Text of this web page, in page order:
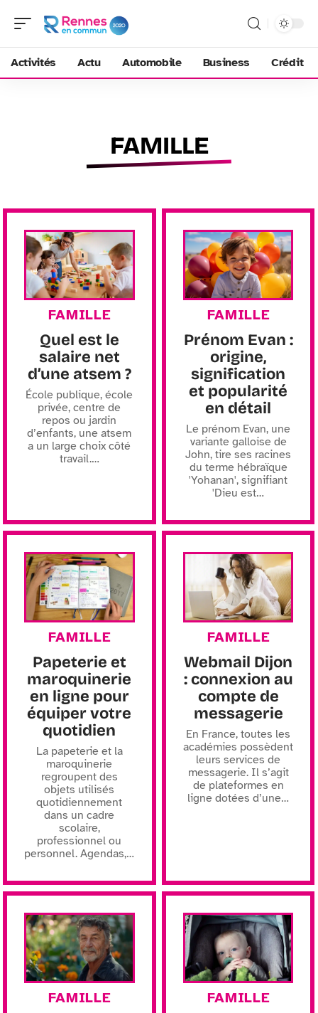
Activités Actu Automobile Business Crédit
FAMILLE
FAMILLE
Quel est le
salaire net
d’une atsem ?
École publique, école
privée, centre de
repos ou jardin
d’enfants, une atsem
a un large choix côté
travail.…
FAMILLE
Prénom Evan :
origine,
signification
et popularité
en détail
Le prénom Evan, une
variante galloise de
John, tire ses racines
du terme hébraïque
'Yohanan', signifiant
'Dieu est…
FAMILLE
Papeterie et
maroquinerie
en ligne pour
équiper votre
quotidien
La papeterie et la
maroquinerie
regroupent des
objets utilisés
quotidiennement
dans un cadre
scolaire,
professionnel ou
personnel. Agendas,…
FAMILLE
Webmail Dijon
: connexion au
compte de
messagerie
En France, toutes les
académies possèdent
leurs services de
messagerie. Il s’agit
de plateformes en
ligne dotées d’une…
FAMILLE FAMILLE